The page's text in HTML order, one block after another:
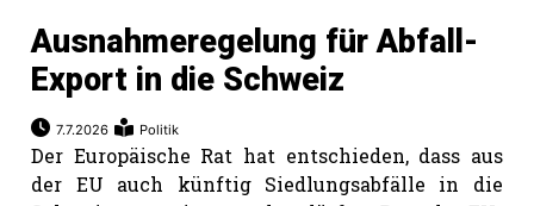
Romanshorn:
offizielle
Ausnahmeregelung für Abfall-
Export in die Schweiz
7.7.2026 Politik
Der Europäische Rat hat entschieden, dass aus
der EU auch künftig Siedlungsabfälle in die